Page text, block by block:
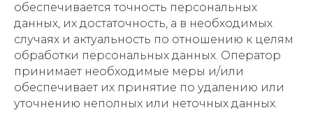
обеспечивается точность персональных
данных, их достаточность, а в необходимых
случаях и актуальность по отношению к целям
обработки персональных данных. Оператор
принимает необходимые меры и/или
обеспечивает их принятие по удалению или
уточнению неполных или неточных данных.